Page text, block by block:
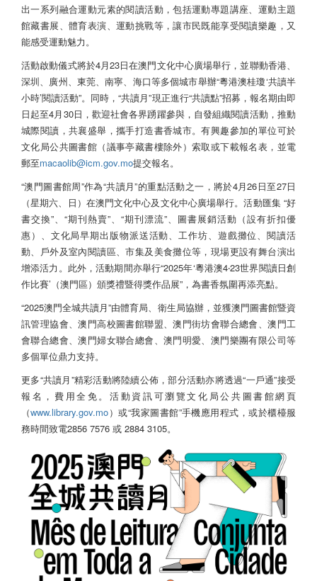
出一系列融合運動元素的閱讀活動，包括運動專題講座、運動主題
館藏書展、體育表演、運動挑戰等，讓市民既能享受閱讀樂趣，又
能感受運動魅力。
活動啟動儀式將於4月23日在澳門文化中心廣場舉行，並聯動香港、
深圳、廣州、東莞、南寧、海口等多個城市舉辦“粵港澳桂瓊‘共讀半
小時’閱讀活動”。同時，“共讀月”現正進行“共讀點”招募，報名期由即
日起至4月30日，歡迎社會各界踴躍參與，自發組織閱讀活動，推動
城際閱讀，共襄盛舉，攜手打造書香城市。有興趣參加的單位可於
文化局公共圖書館（議事亭藏書樓除外）索取或下載報名表，並電
郵至macaolib@icm.gov.mo提交報名。
“澳門圖書館周”作為“共讀月”的重點活動之一，將於4月26日至27日
（星期六、日）在澳門文化中心及文化中心廣場舉行。活動匯集 “好
書交換”、“期刊熱賣”、“期刊漂流”、圖書展銷活動（設有折扣優
惠）、文化局早期出版物派送活動、工作坊、遊戲攤位、閱讀活
動、戶外及室內閱讀區、市集及美食攤位等，現場更設有舞台演出
增添活力。此外，活動期間亦舉行“2025年‘粵港澳4‧23世界閱讀日創
作比賽’（澳門區）頒獎禮暨得獎作品展”，為書香氛圍再添亮點。
“2025澳門全城共讀月”由體育局、衛生局協辦，並獲澳門圖書館暨資
訊管理協會、澳門高校圖書館聯盟、澳門街坊會聯合總會、澳門工
會聯合總會、澳門婦女聯合總會、澳門明愛、澳門樂團有限公司等
多個單位鼎力支持。
更多“共讀月”精彩活動將陸續公佈，部分活動亦將透過“一戶通”接受
報名，費用全免。活動資訊可瀏覽文化局公共圖書館網頁
（www.library.gov.mo）或“我家圖書館”手機應用程式，或於櫃檯服
務時間致電2856 7576 或 2884 3105。